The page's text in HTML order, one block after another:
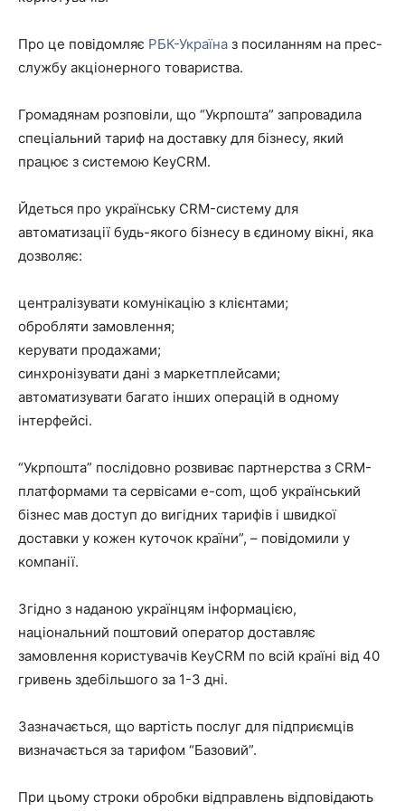
Про це повідомляє РБК-Україна з посиланням на прес-
службу акціонерного товариства.
Громадянам розповіли, що “Укрпошта” запровадила
спеціальний тариф на доставку для бізнесу, який
працює з системою KeyCRM.
Йдеться про українську CRM-систему для
автоматизації будь-якого бізнесу в єдиному вікні, яка
дозволяє:
централізувати комунікацію з клієнтами;
обробляти замовлення;
керувати продажами;
синхронізувати дані з маркетплейсами;
автоматизувати багато інших операцій в одному
інтерфейсі.
“Укрпошта” послідовно розвиває партнерства з CRM-
платформами та сервісами e-com, щоб український
бізнес мав доступ до вигідних тарифів і швидкої
доставки у кожен куточок країни”, – повідомили у
компанії.
Згідно з наданою українцям інформацією,
національний поштовий оператор доставляє
замовлення користувачів KeyCRM по всій країні від 40
гривень здебільшого за 1-3 дні.
Зазначається, що вартість послуг для підприємців
визначається за тарифом “Базовий”.
При цьому строки обробки відправлень відповідають